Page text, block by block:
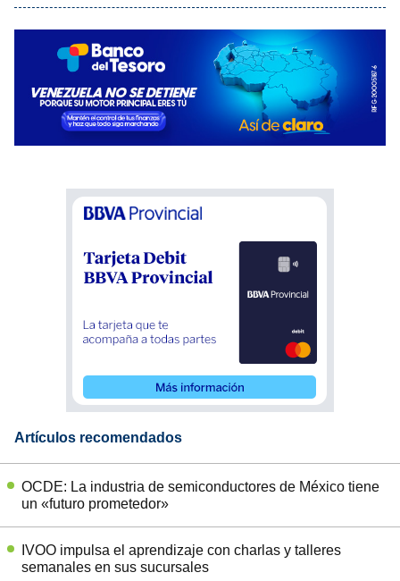
Artículos recomendados
OCDE: La industria de semiconductores de México tiene
un «futuro prometedor»
IVOO impulsa el aprendizaje con charlas y talleres
semanales en sus sucursales